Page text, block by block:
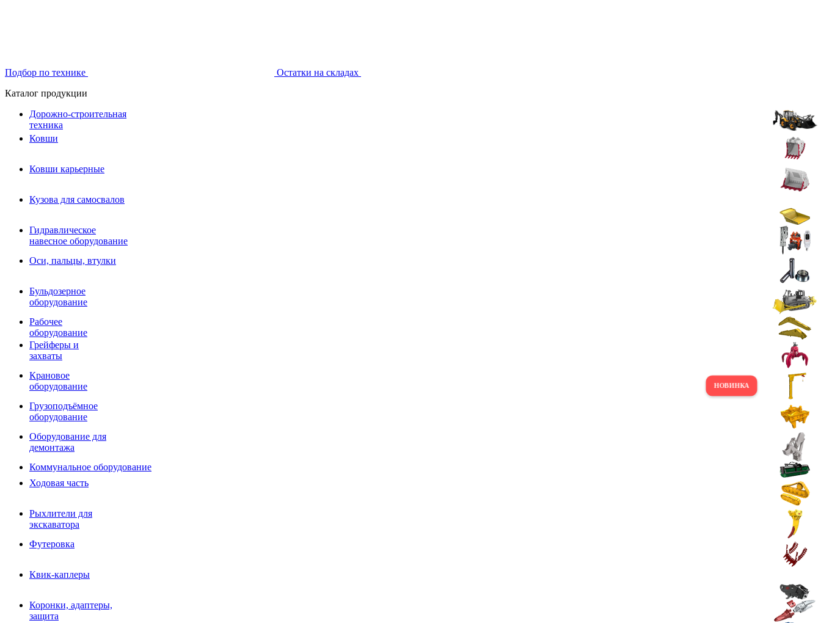
Гидравлическое навесное
оборудование
Гидробуры и шнеки
Вибротрамбовки
Навесные дорожные фрезы
Виброрипперы
Ковши дробильные щековые
Ковши дробильные роторные
Сортировочные ковши барабанные
Сортировочные ковши вальцовые
Фрезы роторные
Фрезы дисковые
Траншеекопатели
Просеивающие ковши для фронтальных погрузчиков
Распределители асфальта
Переходные плиты
Гидроразводка
РВД
Сваерезки
Как выбрать гидромолот
Подбор по технике
Остатки на складах
Каталог продукции
Дорожно-строительная
техника
Ковши
Ковши карьерные
Кузова для самосвалов
Гидравлическое
навесное оборудование
Оси, пальцы, втулки
Бульдозерное
оборудование
Рабочее
оборудование
Грейферы и
захваты
Крановое
оборудование
Грузоподъёмное
оборудование
Оборудование для
демонтажа
Коммунальное оборудование
Ходовая часть
Рыхлители для
экскаватора
Футеровка
Квик-каплеры
Коронки, адаптеры,
защита